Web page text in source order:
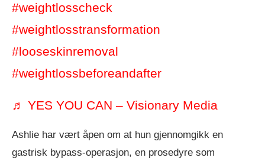
#weightlosscheck
#weightlosstransformation
#looseskinremoval
#weightlossbeforeandafter
♬ YES YOU CAN – Visionary Media
Ashlie har vært åpen om at hun gjennomgikk en
gastrisk bypass-operasjon, en prosedyre som